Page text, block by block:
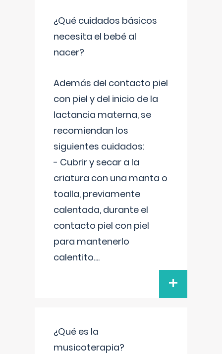
¿Qué cuidados básicos
necesita el bebé al
nacer?
Además del contacto piel
con piel y del inicio de la
lactancia materna, se
recomiendan los
siguientes cuidados:
- Cubrir y secar a la
criatura con una manta o
toalla, previamente
calentada, durante el
contacto piel con piel
para mantenerlo
calentito....
+
¿Qué es la
musicoterapia?